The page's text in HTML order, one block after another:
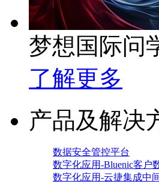
梦想国际问
了解更多
产品及解决
数据安全管控平台
数字化应用-Bluenic客户
数字化应用-云捷集成中